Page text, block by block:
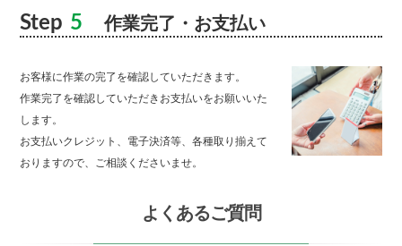
Step 5 作業完了・お支払い
お客様に作業の完了を確認していただきます。
作業完了を確認していただきお支払いをお願いいた
します。
お支払いクレジット、電子決済等、各種取り揃えて
おりますので、ご相談くださいませ。
よくあるご質問